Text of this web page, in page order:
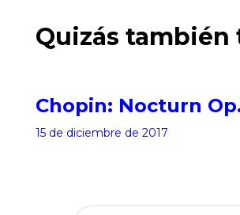
Quizás también
Chopin: Nocturn
15 de diciembre de 2017